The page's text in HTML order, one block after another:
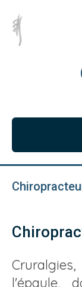
l'épaule,